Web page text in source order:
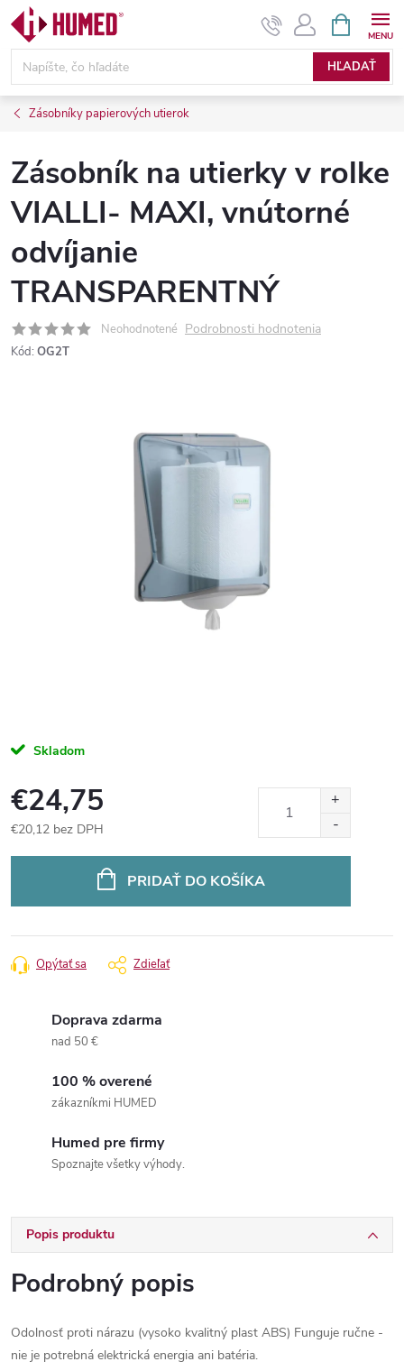
Prejsť
obsah
HĽADAŤ
KOŠÍK
Zásobníky papierových utierok
Zásobník na utierky v rolke
VIALLI- MAXI, vnútorné
odvíjanie
TRANSPARENTNÝ
Neohodnotené Podrobnosti hodnotenia
Kód: OG2T
Skladom
€24,75
€20,12 bez DPH
PRIDAŤ DO KOŠÍKA
Opýtať sa Zdieľať
Doprava zdarma
nad 50 €
100 % overené
zákazníkmi HUMED
Humed pre firmy
Spoznajte všetky výhody.
Popis produktu
Podrobný popis
Odolnosť proti nárazu (vysoko kvalitný plast ABS) Funguje ručne -
nie je potrebná elektrická energia ani batéria.